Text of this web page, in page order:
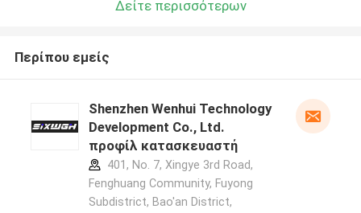
Δείτε περισσότερων
Περίπου εμείς
Shenzhen Wenhui Technology
Development Co., Ltd.
προφίλ κατασκευαστή
401, No. 7, Xingye 3rd Road,
Fenghuang Community, Fuyong
Subdistrict, Bao'an District,